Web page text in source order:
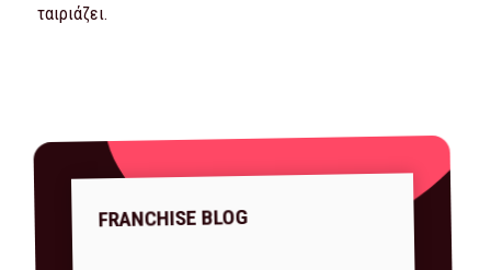
ταιριάζει.
FRANCHISE BLOG